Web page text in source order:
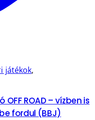
játékok,
ROAD – vízben is
fordul (BBJ)